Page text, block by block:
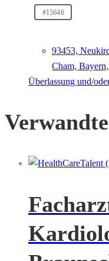
#15646
93453,
Cham,
Überlassung und/